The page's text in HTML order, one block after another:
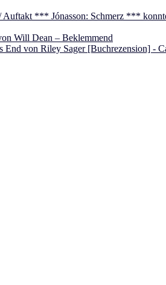
*** Jónasson: Schmerz ***
Will Dean – Beklemmend
End von Riley Sager [Buchrezension] -